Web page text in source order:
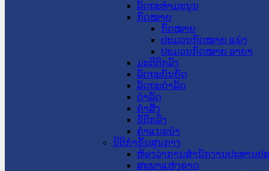
ລັດຖະທໍາມະນູນ
ກົດໝາຍ
ກົດໝາຍ
ປະມວນກົດໝາຍ ແພ່ງ
ປະມວນກົດໝາຍ ອາຍາ
ມະຕິຕົກລົງ
ລັດຖະບັນຍັດ
ລັດຖະດໍາລັດ
ດໍາລັດ
ຄໍາສັ່ງ
ຂໍ້ຕົກລົງ
ຄໍາແນະນໍາ
ນິຕິກຳຂັ້ນສູນກາງ
ຫ້ອງວ່າການສໍານັກງານປະທານປ
ສະພາແຫ່ງຊາດ